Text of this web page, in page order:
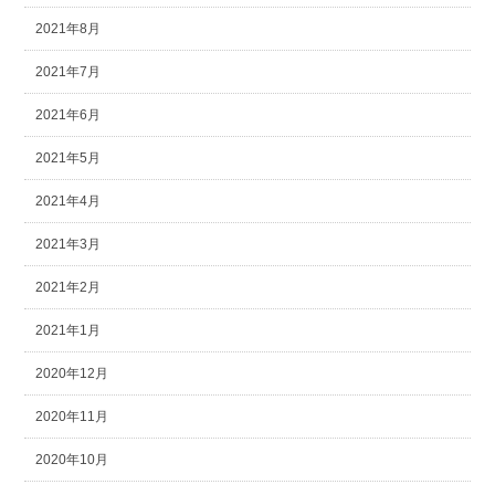
2021年8月
2021年7月
2021年6月
2021年5月
2021年4月
2021年3月
2021年2月
2021年1月
2020年12月
2020年11月
2020年10月